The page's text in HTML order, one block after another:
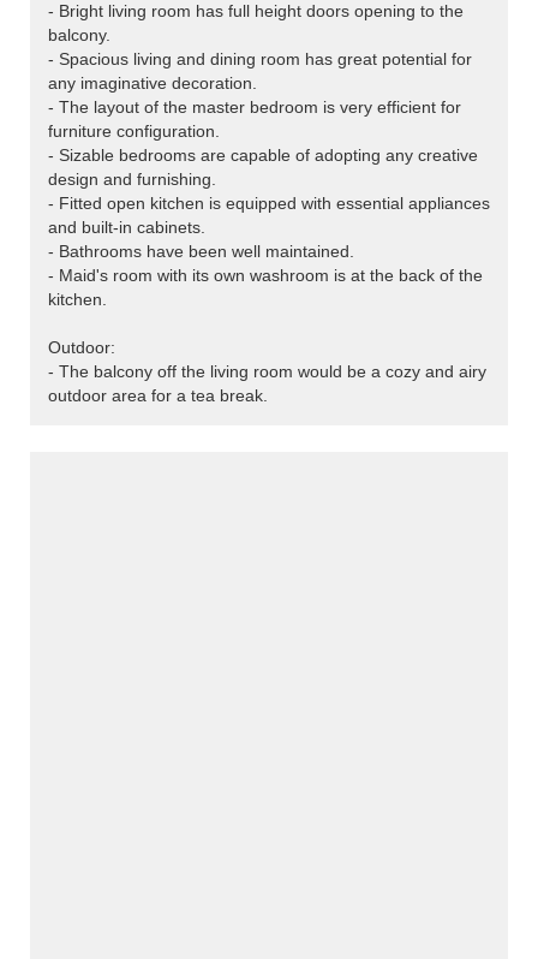
- Bright living room has full height doors opening to the
balcony.
- Spacious living and dining room has great potential for
any imaginative decoration.
- The layout of the master bedroom is very efficient for
furniture configuration.
- Sizable bedrooms are capable of adopting any creative
design and furnishing.
- Fitted open kitchen is equipped with essential appliances
and built-in cabinets.
- Bathrooms have been well maintained.
- Maid's room with its own washroom is at the back of the
kitchen.
Outdoor:
- The balcony off the living room would be a cozy and airy
outdoor area for a tea break.